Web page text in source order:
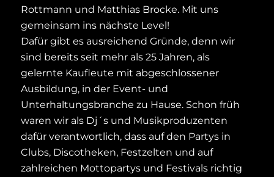
Rottmann und Matthias Brocke. Mit uns
gemeinsam ins nächste Level!
Dafür gibt es ausreichend Gründe, denn wir
sind bereits seit mehr als 25 Jahren, als
gelernte Kaufleute mit abgeschlossener
Ausbildung, in der Event- und
Unterhaltungsbranche zu Hause. Schon früh
waren wir als Dj´s und Musikproduzenten
dafür verantwortlich, dass auf den Partys in
Clubs, Discotheken, Festzelten und auf
zahlreichen Mottopartys und Festivals richtig